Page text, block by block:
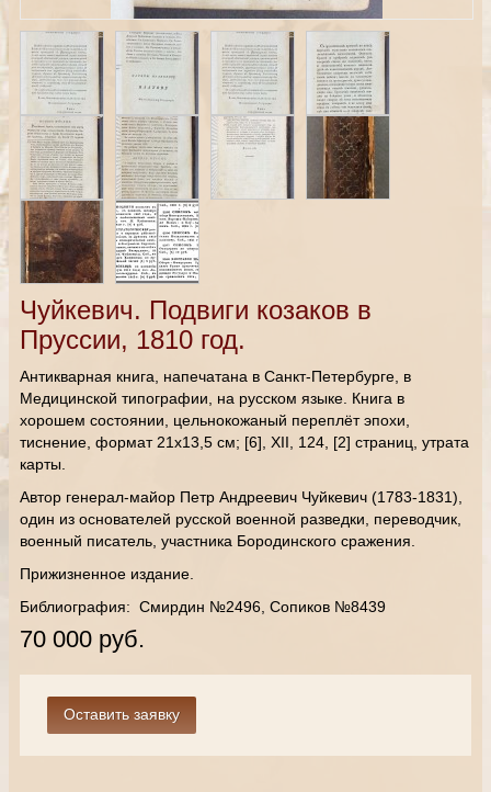
Чуйкевич. Подвиги козаков в
Пруссии, 1810 год.
Антикварная книга, напечатана в Санкт-Петербурге, в
Медицинской типографии, на русском языке. Книга в
хорошем состоянии, цельнокожаный переплёт эпохи,
тиснение, формат 21х13,5 см; [6], XII, 124, [2] страниц, утрата
карты.
Автор генерал-майор Петр Андреевич Чуйкевич (1783-1831),
один из основателей русской военной разведки, переводчик,
военный писатель, участника Бородинского сражения.
Прижизненное издание.
Библиография: Смирдин №2496, Сопиков №8439
70 000 руб.